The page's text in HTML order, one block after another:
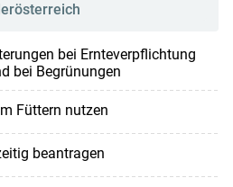
bei Ernteverpflichtung
bei Begrünungen
Füttern nutzen
beantragen